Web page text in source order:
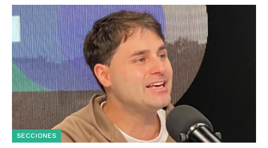
SECCIONES